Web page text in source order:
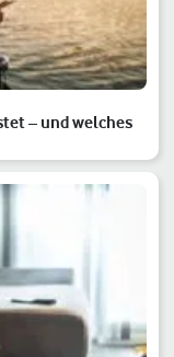
– und welches